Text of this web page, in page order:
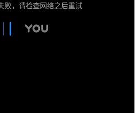
败，请检查网络之后重试